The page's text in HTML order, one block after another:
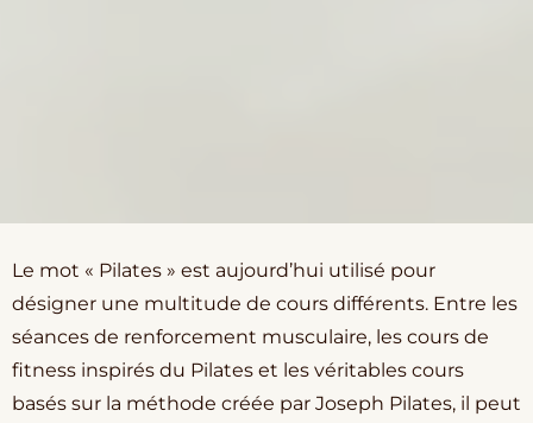
Le mot « Pilates » est aujourd’hui utilisé pour
désigner une multitude de cours différents. Entre les
séances de renforcement musculaire, les cours de
fitness inspirés du Pilates et les véritables cours
basés sur la méthode créée par Joseph Pilates, il peut